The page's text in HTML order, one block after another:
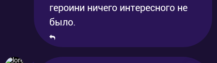
героини ничего интересного не
было.